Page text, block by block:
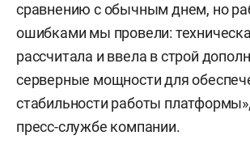
сравнению с обычным днем, но
ошибками мы провели:
рассчитала и ввела в строй
серверные мощности для
стабильности работы
пресс-службе компании.